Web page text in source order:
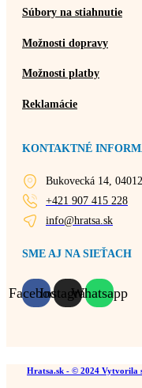
Súbory na stiahnutie
Možnosti dopravy
Možnosti platby
Reklamácie
KONTAKTNÉ
Bukovecká 14,
+421 907 415 228
info@hratsa.sk
SME AJ NA SIEŤACH
FacebookInstagramWhatsapp
Hratsa.sk - © 2024 Vytvorila